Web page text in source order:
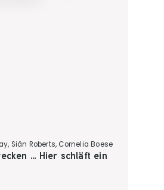
Siân Roberts, Cornelia Boese
... Hier schläft ein